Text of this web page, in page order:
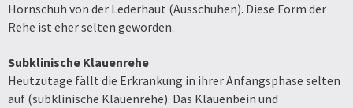
Hornschuh von der Lederhaut (Ausschuhen). Diese Form der
Rehe ist eher selten geworden.
Subklinische Klauenrehe
Heutzutage fällt die Erkrankung in ihrer Anfangsphase selten
auf (subklinische Klauenrehe). Das Klauenbein und